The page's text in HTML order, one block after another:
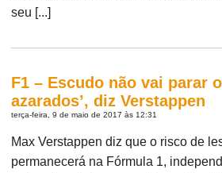
seu [...]
F1 – Escudo não vai parar
azarados’, diz Verstappen
terça-feira, 9 de maio de 2017 às 12:31
Max Verstappen diz que o risco de
permanecerá na Fórmula 1,